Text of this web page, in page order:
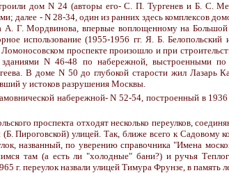
дом N 24 (авторы его- С. П. Тургенев и Б. С.
далее - N 28-34, один из ранних здесь комплексов
А. Г. Мордвинова, впервые воплощенному на
использование (1955-1956 гг. Я. Б.
проспекте произошло и при
зданиями N 46-48 по набережной, выстроенными
В доме N 50 до глубокой старости жил Лазарь
у истоков разрушения Москвы.
набережной- N 52-54, построенный в
проспекта отходят несколько переулков,
Пироговской) улицей. Так, ближе всего к Садовому
названный, по уверению справочника "Имена
там (а есть ли "холодные" бани?) и ручья
г. переулок назвали улицей Тимура Фрунзе, в память